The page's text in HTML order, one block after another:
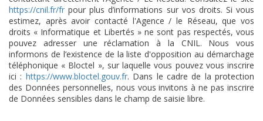
https://cnil.fr/fr pour plus d’informations sur vos droits. Si vous
estimez, après avoir contacté l'Agence / le Réseau, que vos
droits « Informatique et Libertés » ne sont pas respectés, vous
pouvez adresser une réclamation à la CNIL. Nous vous
informons de l’existence de la liste d'opposition au démarchage
téléphonique « Bloctel », sur laquelle vous pouvez vous inscrire
ici : https://www.bloctel.gouv.fr. Dans le cadre de la protection
des Données personnelles, nous vous invitons à ne pas inscrire
de Données sensibles dans le champ de saisie libre.